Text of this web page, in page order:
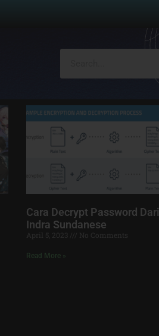
Cara Decrypt Password Dari
Indra Sundanese
April 5, 2023 No Comments
Read More »